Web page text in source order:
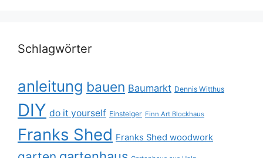
Schlagwörter
anleitung bauen Baumarkt Dennis Witthus
DIY do it yourself Einsteiger Finn Art Blockhaus
Franks Shed Franks Shed woodwork